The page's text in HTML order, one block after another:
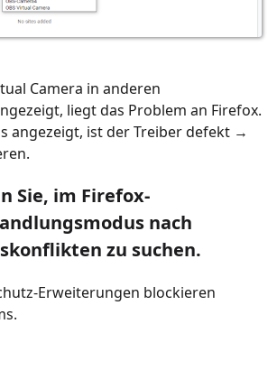
Camera in anderen
liegt das Problem an Firefox.
angezeigt, ist der Treiber defekt →
Sie, im Firefox-
nach
zu suchen.
Erweiterungen blockieren